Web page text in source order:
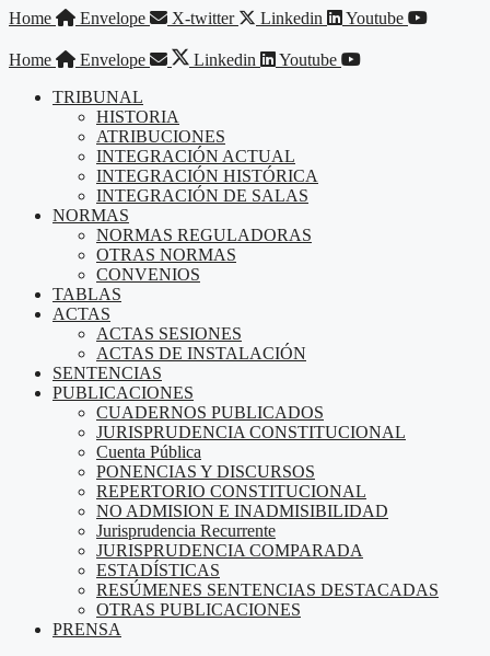
Saltar
contenido
Home Envelope X-twitter Linkedin Youtube
Home Envelope Linkedin
Youtube
TRIBUNAL
HISTORIA
ATRIBUCIONES
INTEGRACIÓN ACTUAL
INTEGRACIÓN HISTÓRICA
INTEGRACIÓN DE SALAS
NORMAS
NORMAS REGULADORAS
OTRAS NORMAS
CONVENIOS
TABLAS
ACTAS
ACTAS SESIONES
ACTAS DE INSTALACIÓN
SENTENCIAS
PUBLICACIONES
CUADERNOS PUBLICADOS
JURISPRUDENCIA CONSTITUCIONAL
Cuenta Pública
PONENCIAS Y DISCURSOS
REPERTORIO CONSTITUCIONAL
NO ADMISION E INADMISIBILIDAD
Jurisprudencia Recurrente
JURISPRUDENCIA COMPARADA
ESTADÍSTICAS
RESÚMENES SENTENCIAS DESTACADAS
OTRAS PUBLICACIONES
PRENSA